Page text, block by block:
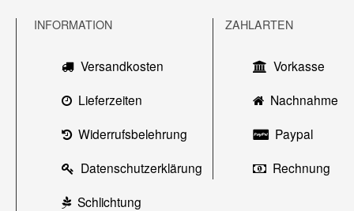
INFORMATION
Versandkosten
Lieferzeiten
Widerrufsbelehrung
Datenschutzerklärung
Schlichtung
ZAHLARTEN
Vorkasse
Nachnahme
Paypal
Rechnung